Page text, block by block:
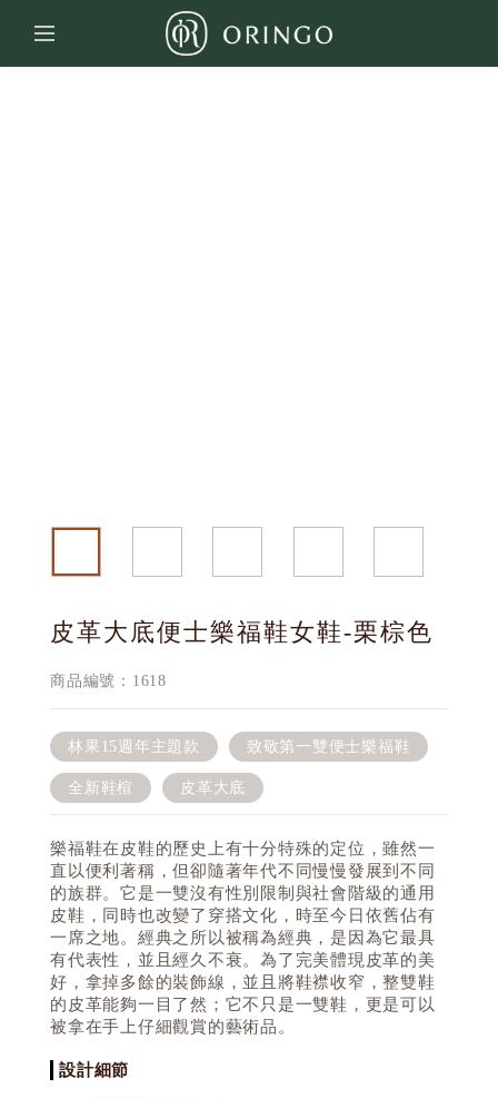
皮革大底便士樂福鞋女鞋-栗棕色
商品編號：1618
林果15週年主題款 致敬第一雙便士樂福鞋
全新鞋楦 皮革大底
樂福鞋在皮鞋的歷史上有十分特殊的定位，雖然一
直以便利著稱，但卻隨著年代不同慢慢發展到不同
的族群。它是一雙沒有性別限制與社會階級的通用
皮鞋，同時也改變了穿搭文化，時至今日依舊佔有
一席之地。經典之所以被稱為經典，是因為它最具
有代表性，並且經久不衰。為了完美體現皮革的美
好，拿掉多餘的裝飾線，並且將鞋襟收窄，整雙鞋
的皮革能夠一目了然；它不只是一雙鞋，更是可以
被拿在手上仔細觀賞的藝術品。
設計細節